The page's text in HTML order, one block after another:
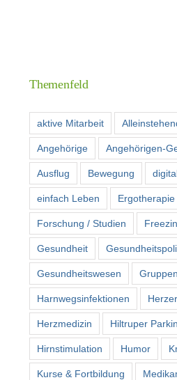
Themenfeld
aktive Mitarbeit
Angehörige Angehörigen-
Ausflug Bewegung
einfach Leben Ergotherapie
Forschung / Studien
Gesundheit
Gesundheitswesen
Harnwegsinfektionen
Herzmedizin Hiltruper
Hirnstimulation Humor
Kurse & Fortbildung